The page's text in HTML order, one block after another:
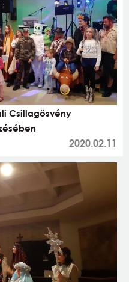
Csillagösvény
2020.02.11